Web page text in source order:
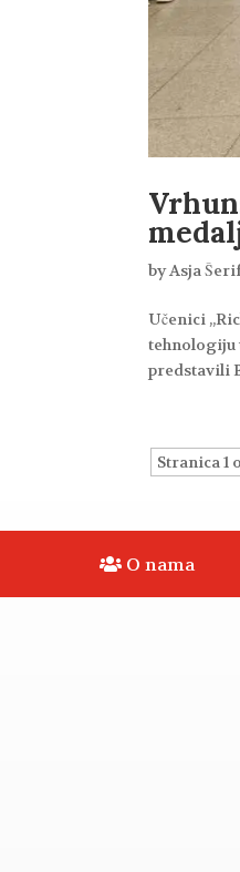
byAsja
Učenici
tehnologiju
predstavili
Stranica 1
O nama